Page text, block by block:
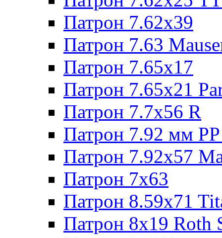
Патрон 7.62х39
Патрон 7.63
Патрон 7.65x17
Патрон 7.65x21
Патрон 7.7x56 R
Патрон 7.92 мм
Патрон 7.92x57
Патрон 7x63
Патрон 8.59x71
Патрон 8x19 Roth